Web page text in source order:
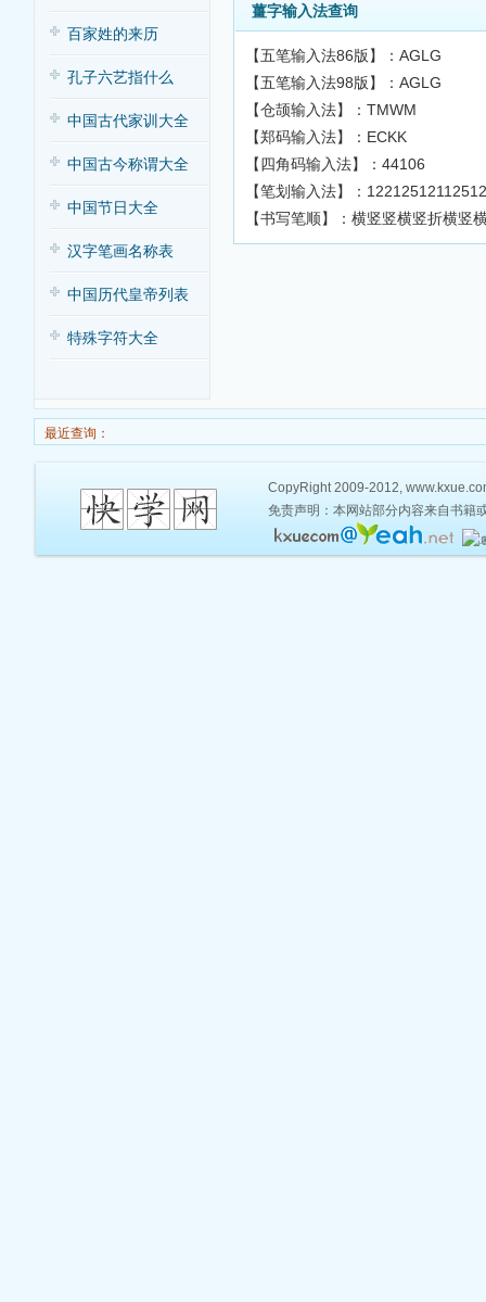
百家姓的来历
孔子六艺指什么
中国古代家训大全
中国古今称谓大全
中国节日大全
汉字笔画名称表
中国历代皇帝列表
特殊字符大全
薑字输入法查询
【五笔输入法86版】：AGLG
【五笔输入法98版】：AGLG
【仓颉输入法】：TMWM
【郑码输入法】：ECKK
【四角码输入法】：44106
【笔划输入法】：
【书写笔顺】：横竖竖横竖折横竖
最近查询：
CopyRight 2009-2012,
免责声明：本网站部分内容来自书籍